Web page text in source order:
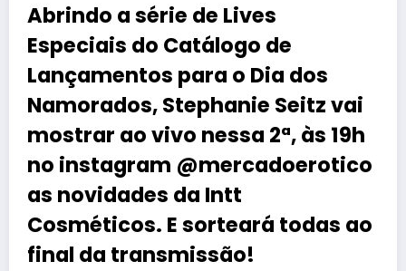
Abrindo a série de Lives
Especiais do Catálogo de
Lançamentos para o Dia dos
Namorados, Stephanie Seitz vai
mostrar ao vivo nessa 2ª, às 19h
no instagram @mercadoerotico
as novidades da Intt
Cosméticos. E sorteará todas ao
final da transmissão!